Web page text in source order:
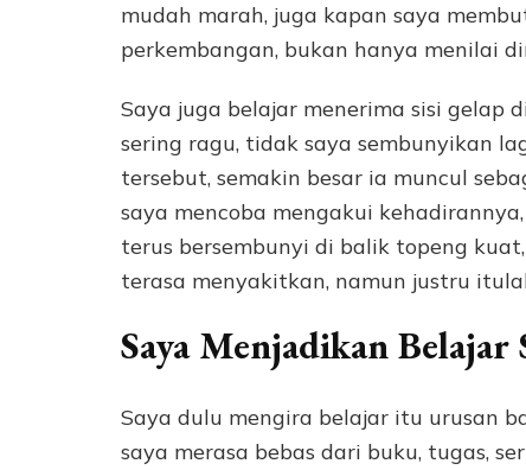
mudah marah, juga kapan saya
perkembangan, bukan hanya menilai
Saya juga belajar menerima sisi gelap
sering ragu, tidak saya sembunyikan
tersebut, semakin besar ia muncul
saya mencoba mengakui
terus bersembunyi di balik topeng
terasa menyakitkan, namun justru
Saya Menjadikan Belajar
Saya dulu mengira belajar itu urusan
saya merasa bebas dari buku, tugas,